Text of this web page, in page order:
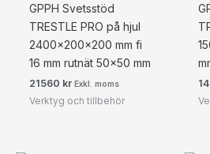
GPPH Svetsstöd
TRESTLE PRO på hjul
2400x200x200 mm fi
16 mm rutnät 50×50 mm
21560 kr Exkl. moms
Verktyg och tillbehör